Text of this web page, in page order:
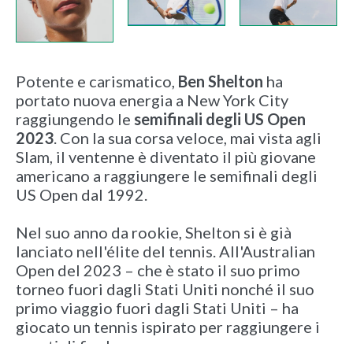
Potente e carismatico, Ben Shelton ha
portato nuova energia a New York City
raggiungendo le semifinali degli US Open
2023. Con la sua corsa veloce, mai vista agli
Slam, il ventenne è diventato il più giovane
americano a raggiungere le semifinali degli
US Open dal 1992.
Nel suo anno da rookie, Shelton si è già
lanciato nell'élite del tennis. All'Australian
Open del 2023 – che è stato il suo primo
torneo fuori dagli Stati Uniti nonché il suo
primo viaggio fuori dagli Stati Uniti – ha
giocato un tennis ispirato per raggiungere i